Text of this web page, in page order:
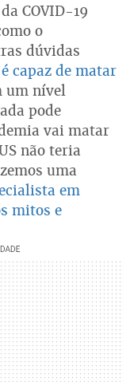
COVID-19
o
dúvidas
capaz de matar
um nível
pode
vai matar
não teria
uma
em
mitos e